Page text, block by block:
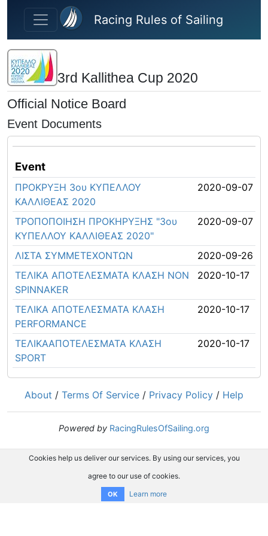
Skip to main content
Racing Rules of Sailing
3rd Kallithea Cup 2020
Official Notice Board
Event Documents
Event
ΠΡΟΚΡΥΞΗ 3ου ΚΥΠΕΛΛΟΥ
ΚΑΛΛΙΘΕΑΣ 2020
2020-09-07
ΤΡΟΠΟΠΟΙΗΣΗ ΠΡΟΚΗΡΥΞΗΣ "3ου
ΚΥΠΕΛΛΟΥ ΚΑΛΛΙΘΕΑΣ 2020"
2020-09-07
ΛΙΣΤΑ ΣΥΜΜΕΤΕΧΟΝΤΩΝ
2020-09-26
ΤΕΛΙΚΑ ΑΠΟΤΕΛΕΣΜΑΤΑ ΚΛΑΣΗ NON
SPINNAKER
2020-10-17
ΤΕΛΙΚΑ ΑΠΟΤΕΛΕΣΜΑΤΑ ΚΛΑΣΗ
PERFORMANCE
2020-10-17
ΤΕΛΙΚΑΑΠΟΤΕΛΕΣΜΑΤΑ ΚΛΑΣΗ
SPORT
2020-10-17
About / Terms Of Service / Privacy Policy / Help
Powered by RacingRulesOfSailing.org
Cookies help us deliver our services. By using our services, you
agree to our use of cookies.
OK Learn more